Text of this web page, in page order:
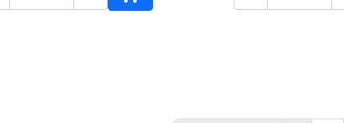
Dodaj do koszyka